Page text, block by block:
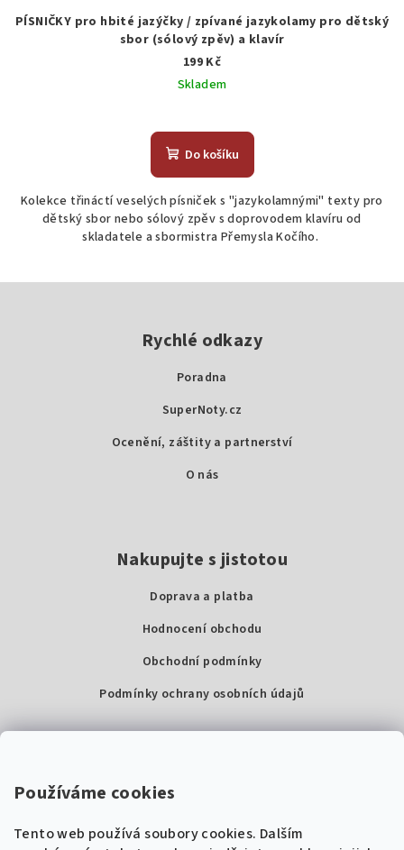
Používáme cookies
Tento web používá soubory cookies. Dalším
PÍSNIČKY pro hbité jazýčky / zpívané jazykolamy pro dětský
sbor (sólový zpěv) a klavír
199 Kč
Skladem
Do košíku
Kolekce třináctí veselých písniček s "jazykolamnými" texty pro
dětský sbor nebo sólový zpěv s doprovodem klavíru od
skladatele a sbormistra Přemysla Kočího.
Rychlé odkazy
Poradna
SuperNoty.cz
Ocenění, záštity a partnerství
O nás
Nakupujte s jistotou
Doprava a platba
Hodnocení obchodu
Obchodní podmínky
Podmínky ochrany osobních údajů
Super Noty, s.r.o.
IČ: 04568672